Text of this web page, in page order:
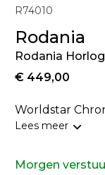
R74010
Rodania
Rodania
€ 449,00
Worldstar
Lees meer
Morgen